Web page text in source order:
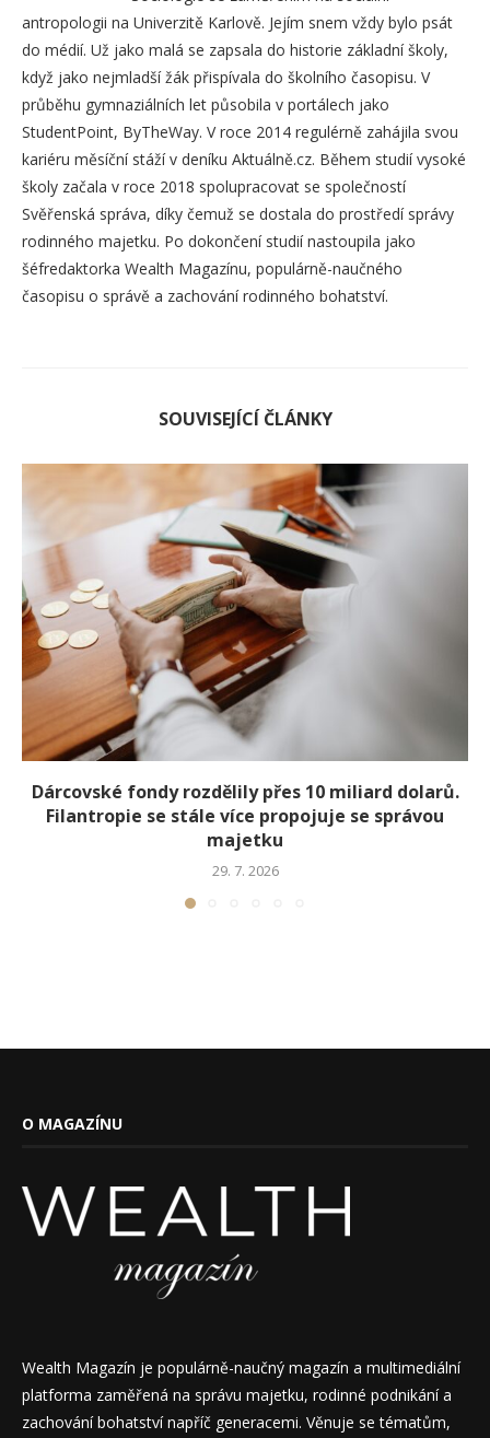
antropologii na Univerzitě Karlově. Jejím snem vždy bylo psát
do médií. Už jako malá se zapsala do historie základní školy,
když jako nejmladší žák přispívala do školního časopisu. V
průběhu gymnaziálních let působila v portálech jako
StudentPoint, ByTheWay. V roce 2014 regulérně zahájila svou
kariéru měsíční stáží v deníku Aktuálně.cz. Během studií vysoké
školy začala v roce 2018 spolupracovat se společností
Svěřenská správa, díky čemuž se dostala do prostředí správy
rodinného majetku. Po dokončení studií nastoupila jako
šéfredaktorka Wealth Magazínu, populárně-naučného
časopisu o správě a zachování rodinného bohatství.
SOUVISEJÍCÍ ČLÁNKY
Dárcovské fondy rozdělily přes 10 miliard dolarů.
Filantropie se stále více propojuje se správou
majetku
29. 7. 2026
O MAGAZÍNU
Wealth Magazín je populárně-naučný magazín a multimediální
platforma zaměřená na správu majetku, rodinné podnikání a
zachování bohatství napříč generacemi. Věnuje se tématům,